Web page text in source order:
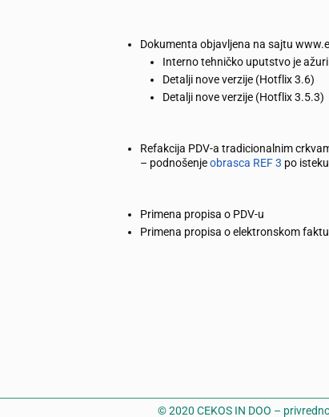
Dokumenta objavljena na sajtu
Interno tehničko uputstvo je
Detalji nove verzije (Hotflix 3.6)
Detalji nove verzije (Hotflix 3.5.3)
Refakcija PDV-a tradicionalnim
– podnošenjeobrasca REF 3 po
Primena propisa o PDV-u
Primena propisa o elektronskom
© 2020 CEKOS IN DOO –